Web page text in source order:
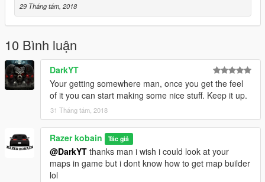
29 Tháng tám, 2018
10 Bình luận
DarkYT
Your getting somewhere man, once you get the feel
of it you can start making some nice stuff. Keep it up.
31 Tháng tám, 2018
Razer kobain Tác giả
@DarkYT thanks man i wish i could look at your
maps in game but i dont know how to get map builder
lol